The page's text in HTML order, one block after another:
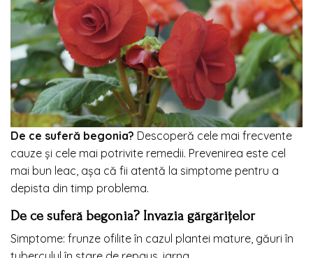
De ce suferă begonia? Descoperă cele mai frecvente
cauze și cele mai potrivite remedii. Prevenirea este cel
mai bun leac, aşa că fii atentă la simptome pentru a
depista din timp problema.
De ce suferă begonia? Invazia gărgărițelor
Simptome: frunze ofilite în cazul plantei mature, găuri în